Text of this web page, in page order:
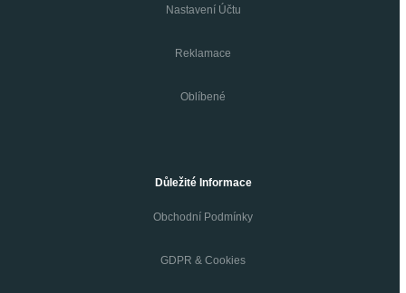
Nastavení Účtu
Reklamace
Oblíbené
Důležité Informace
Obchodní Podmínky
GDPR & Cookies